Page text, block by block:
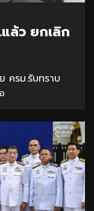
ล้ว ยกเลิก
ครม.รับทราบ